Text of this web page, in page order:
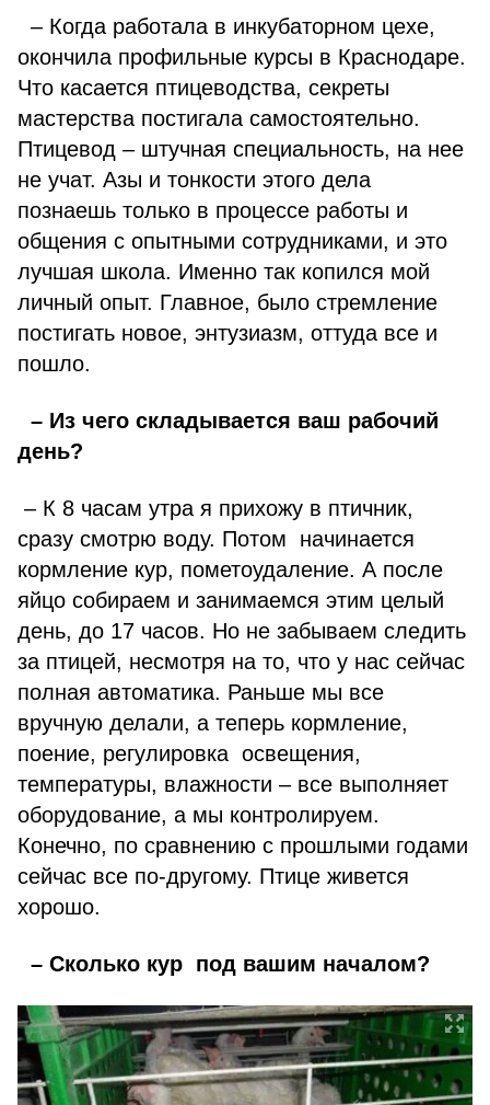
– Когда работала в инкубаторном цехе,
окончила профильные курсы в Краснодаре.
Что касается птицеводства, секреты
мастерства постигала самостоятельно.
Птицевод – штучная специальность, на нее
не учат. Азы и тонкости этого дела
познаешь только в процессе работы и
общения с опытными сотрудниками, и это
лучшая школа. Именно так копился мой
личный опыт. Главное, было стремление
постигать новое, энтузиазм, оттуда все и
пошло.
– Из чего складывается ваш рабочий
день?
– К 8 часам утра я прихожу в птичник,
сразу смотрю воду. Потом начинается
кормление кур, пометоудаление. А после
яйцо собираем и занимаемся этим целый
день, до 17 часов. Но не забываем следить
за птицей, несмотря на то, что у нас сейчас
полная автоматика. Раньше мы все
вручную делали, а теперь кормление,
поение, регулировка освещения,
температуры, влажности – все выполняет
оборудование, а мы контролируем.
Конечно, по сравнению с прошлыми годами
сейчас все по-другому. Птице живется
хорошо.
– Сколько кур под вашим началом?